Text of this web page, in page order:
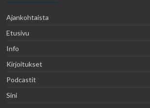
Ajankohtaista
Etusivu
Info
Kirjoitukset
Podcastit
Sini